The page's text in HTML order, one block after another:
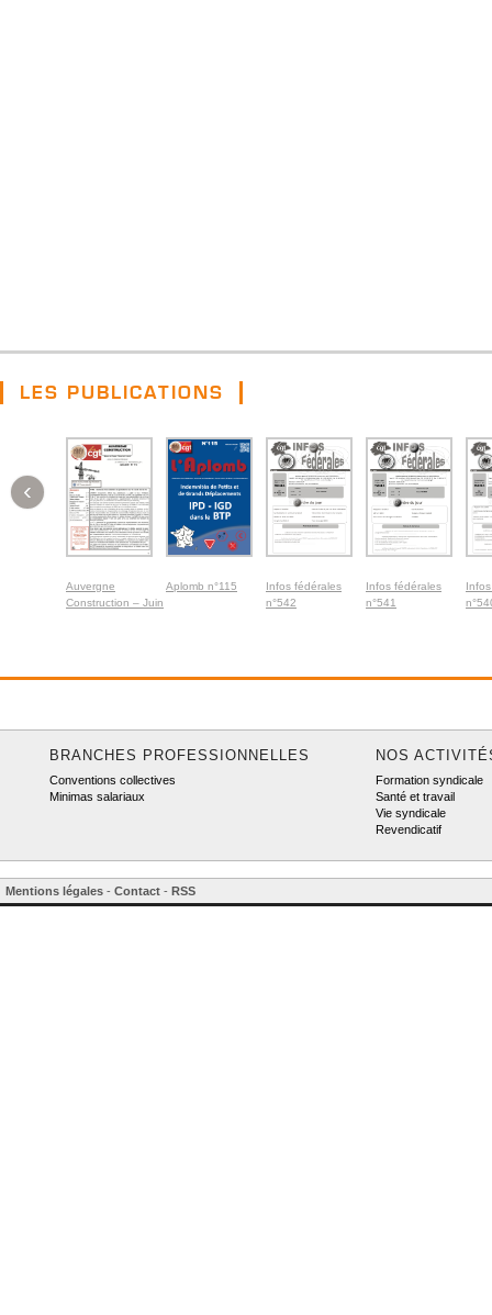
LES PUBLICATIONS
Auvergne
Construction – Juin
Aplomb n°115
Infos fédérales
n°542
Infos fédérales
n°541
‹
BRANCHES PROFESSIONNELLES
Conventions collectives
Minimas salariaux
NOS
Formation syndicale
Santé et travail
Vie syndicale
Revendicatif
Mentions légales - Contact - RSS